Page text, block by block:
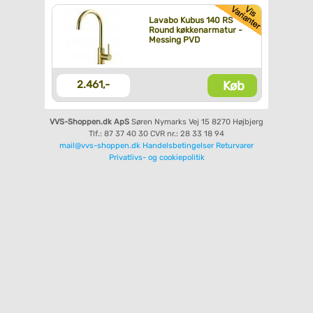
Lavabo Kubus 140 RS
Round køkkenarmatur -
Messing PVD
2.461,- Køb
VVS-Shoppen.dk ApS Søren Nymarks Vej 15 8270 Højbjerg
Tlf.: 87 37 40 30 CVR nr.: 28 33 18 94
mail@vvs-shoppen.dk Handelsbetingelser Returvarer
Privatlivs- og cookiepolitik